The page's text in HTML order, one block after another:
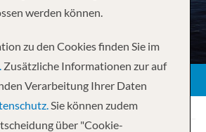
werden können.
zu den Cookies finden Sie im
Zusätzliche Informationen zur auf
Verarbeitung Ihrer Daten
Sie können zudem
über "Cookie-